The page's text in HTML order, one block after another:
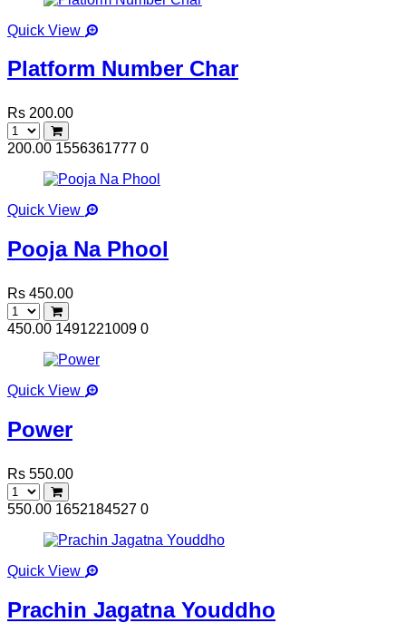
Quick View
Platform Number Char
Rs 200.00
200.00 1556361777 0
Quick View
Pooja Na Phool
Rs 450.00
450.00 1491221009 0
Quick View
Power
Rs 550.00
550.00 1652184527 0
Quick View
Prachin Jagatna Youddho